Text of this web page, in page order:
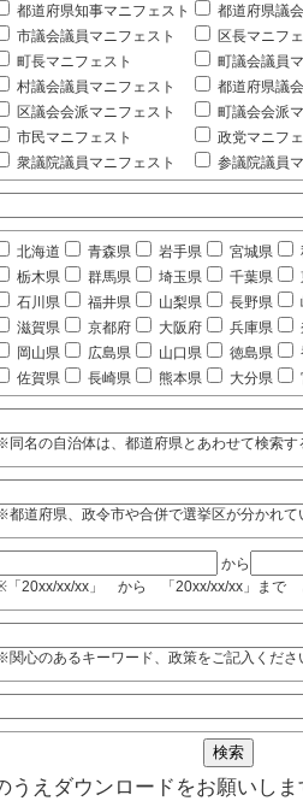
都道府県知事マニフェスト 都道府県議
市議会議員マニフェスト
区長マニフ
町長マニフェスト
町議会議員
村議会議員マニフェスト
都道府県議
区議会会派マニフェスト
町議会会派
市民マニフェスト
政党マニフ
衆議院議員マニフェスト
参議院議員
北海道 青森県 岩手県 宮城県
栃木県
群馬県 埼玉県 千葉県
石川県
福井県 山梨県 長野県
滋賀県
京都府 大阪府 兵庫県
岡山県
広島県 山口県 徳島県
佐賀県
長崎県 熊本県 大分県
同名の自治体は、都道府県とあわせて検索す
都道府県、政令市や合併で選挙区が分かれて
から
「20xx/xx/xx」 から 「20xx/xx/xx」まで と
関心のあるキーワード、政策をご記入くださ
うえダウンロードをお願いしま